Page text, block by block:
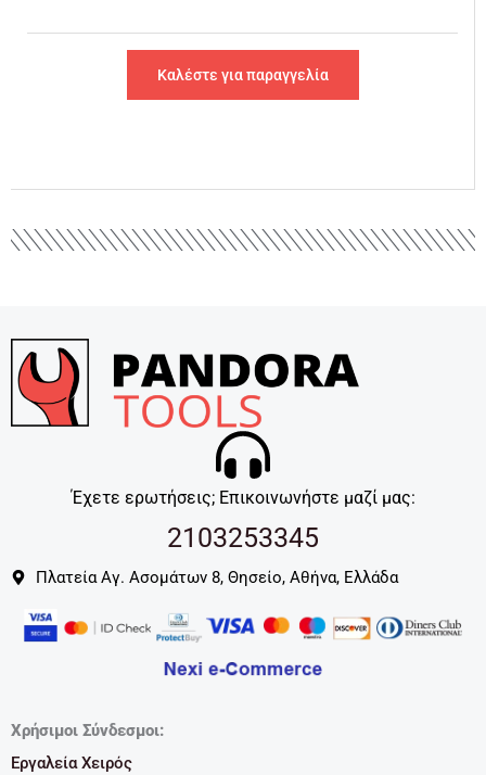
Καλέστε για παραγγελία
Έχετε ερωτήσεις; Επικοινωνήστε μαζί μας:
2103253345
Πλατεία Αγ. Ασομάτων 8, Θησείο, Αθήνα, Ελλάδα
Χρήσιμοι Σύνδεσμοι:
Εργαλεία Χειρός